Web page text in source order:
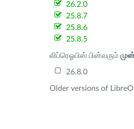
26.2.0
25.8.7
25.8.6
25.8.5
லிப்ரெஓபிஸ் பின்வரும்
26.8.0
Older versions of